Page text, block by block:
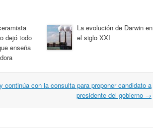
dejó todo
enseña
La evolución de Darwin en
el siglo XXI
continúa con la consulta para proponer candidato a
presidente del gobierno →